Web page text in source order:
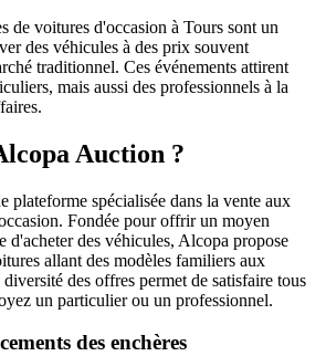
de voitures d'occasion à Tours sont un
des véhicules à des prix souvent
traditionnel. Ces événements attirent
mais aussi des professionnels à la
Auction ?
plateforme spécialisée dans la vente aux
Fondée pour offrir un moyen
d'acheter des véhicules, Alcopa propose
allant des modèles familiers aux
des offres permet de satisfaire tous
un particulier ou un professionnel.
des enchères